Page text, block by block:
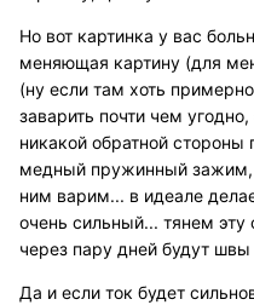
Но вот картинка у вас
меняющая картину (для
(ну если там хоть
заварить почти чем
никакой обратной
медный пружинный зажим,
ним варим... в идеале
очень сильный... тянем эту
через пару дней будут швы
Да и если ток будет